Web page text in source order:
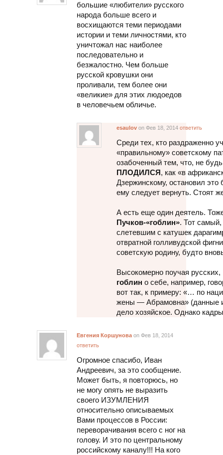
большие «любители» русского
народа больше всего и
восхищаются теми периодами
истории и теми личностями, кто
уничтожал нас наиболее
последовательно и
безжалостно. Чем больше
русской кровушки они
проливали, тем более они
«великие» для этих людоедов
в человечьем обличье.
esaulov on Фев 18, 2014 ответить
Cреди тех, кто раздраженно
«правильному» советскому
озабоченный тем, что, не
ПЛОДИЛСЯ, как «в
Дзержинскому, остановил это
ему следует вернуть. Стоят
А есть еще один деятель.
Пучков-«гоблин». Тот
слетевшим с катушек
отвратной голливудской
советскую родину, будто
Высокомерно поучая
гоблин о себе, например,
вот так, к примеру: «… по
жены — Абрамовна» (данные
дело хозяйское. Однако
Евгения Коршуноваon Фев 18, 2014
ответить
Огромное спасибо, Иван
Андреевич, за это сообщение.
Может быть, я повторюсь, но
не могу опять не выразить
своего ИЗУМЛЕНИЯ
относительно описываемых
Вами процессов в России:
переворачивания всего с ног на
голову. И это по центральному
российскому каналу!!! На кого